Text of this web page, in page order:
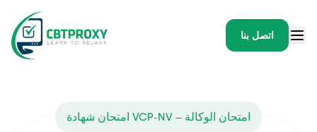
اتصل بنا
امتحان شهادة VCP-NV – امتحان الوكالة